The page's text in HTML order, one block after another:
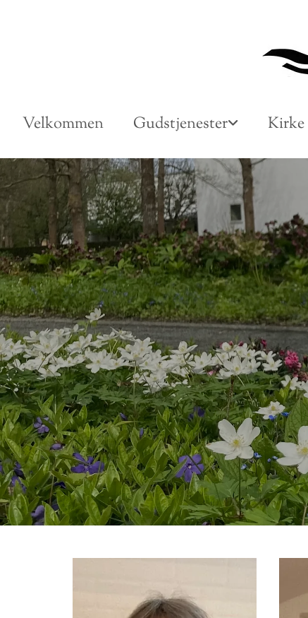
Velkommen Gudstjenester Kirke